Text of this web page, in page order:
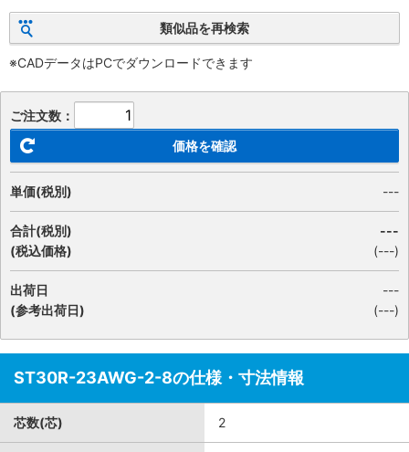
類似品を再検索
※CADデータはPCでダウンロードできます
ご注文数：
価格を確認
単価(税別) ---
合計(税別)
(税込価格)
---
(---)
出荷日
(参考出荷日)
---
(---)
ST30R-23AWG-2-8の仕様・寸法情報
芯数(芯) 2